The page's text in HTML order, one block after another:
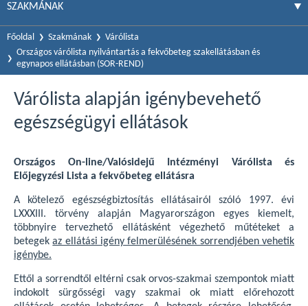
SZAKMÁNAK
Főoldal Szakmának
Várólista
Országos várólista nyilvántartás a fekvőbeteg szakellátásban és
egynapos ellátásban (SOR-REND)
Várólista alapján igénybevehető
egészségügyi ellátások
Országos On-line/Valósidejű Intézményi Várólista és
Előjegyzési Lista a fekvőbeteg ellátásra
A kötelező egészségbiztosítás ellátásairól szóló 1997. évi
LXXXIII. törvény alapján Magyarországon egyes kiemelt,
többnyire tervezhető ellátásként végezhető műtéteket a
betegekaz ellátási igény felmerülésének sorrendjében vehetik
igénybe.
Ettől a sorrendtől eltérni csak orvos-szakmai szempontok miatt
indokolt sürgősségi vagy szakmai ok miatt előrehozott